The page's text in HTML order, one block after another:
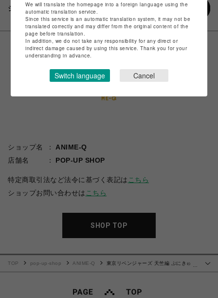
シェアする
ショップ名
ANIME-Q
店舗名
POP-UP SHOP
特定商取引法など法令に基づく表記は こちら
ショップお問い合わせは こちら
SHOP TOP
TOP pop-up-shop ANIME-Q
東京リベンジャーズ 天竺編 ぷにきゅ～
We will translate the homepage into a foreign language using the
automatic translation service.
Since this service is an automatic translation system, it may not be
translated correctly and may differ from the original content of the
page before translation.
In addition, we do not take any responsibility for any direct or
indirect damage caused by using this service. Thank you for your
understanding in advance.
Switch language Cancel